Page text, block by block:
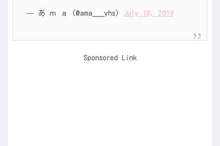
— あ ｍ ａ (@ama___yhs) July 18, 2019
Sponsored Link